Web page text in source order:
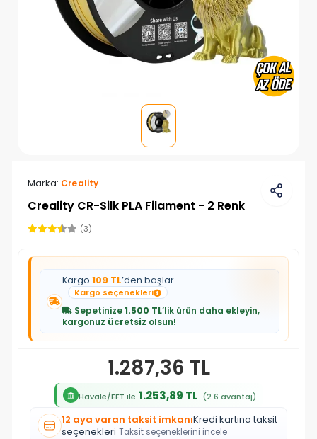
Marka: Creality
Creality CR-Silk PLA Filament - 2 Renk
(3)
Kargo 109 TL’den başlar
Kargo seçenekleri
Sepetinize1.500 TL’lik ürün daha ekleyin,
kargonuz ücretsiz olsun!
1.287,36 TL
Havale/EFT ile 1.253,89 TL (2.6 avantaj)
12 aya varan taksit imkanıKredi kartına taksit
seçenekleri Taksit seçeneklerini incele